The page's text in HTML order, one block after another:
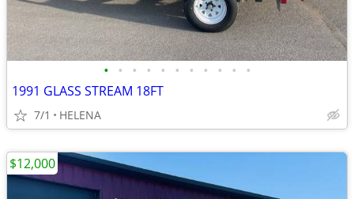
• • • • • • • • • • •
1991 GLASS STREAM 18FT
7/1 HELENA
$12,000